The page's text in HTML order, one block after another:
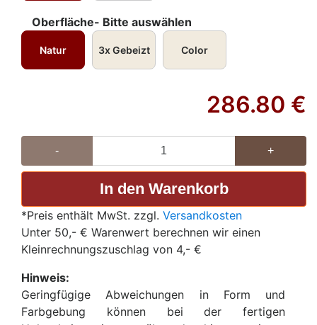
Oberfläche- Bitte auswählen
Natur 3x Gebeizt Color
286.80 €
- +
*Preis enthält MwSt. zzgl. Versandkosten
Unter 50,- € Warenwert berechnen wir einen
Kleinrechnungszuschlag von 4,- €
Hinweis:
Geringfügige Abweichungen in Form und
Farbgebung können bei der fertigen